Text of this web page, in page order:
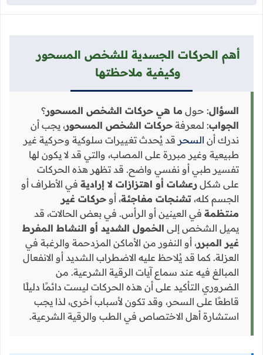
أهم الحركات الجسدية للشخص المسحور
وكيفية ملاحظتها
السؤال: حول ما هي حركات الشخص المسحور؟
الجواب: لمعرفة حركات الشخص المسحور، يجب أن
ندرك أن السحر قد يُحدث تغييرات سلوكية وحركية غير
طبيعية وغير مبررة على المصاب، والتي قد لا يكون لها
تفسير طبي أو نفسي واضح. قد تظهر هذه الحركات
على شكل رعشات أو اهتزازات لا إرادية في الأطراف أو
الجسم كله، تشنجات مفاجئة، أو حركات غير
منتظمة في العينين أو الرأس. في بعض الحالات، قد
يميل الشخص إلى الخمول الشديد أو النشاط المفرط
غير المبرر، أو النفور من الأماكن المزدحمة والرغبة في
العزلة. كما قد يُلاحظ عليه الاضطراب الشديد أو الانفعال
المبالغ فيه عند سماع آيات الرقية الشرعية. من
الضروري التأكيد على أن هذه الحركات ليست دائمًا دليلًا
قاطعًا على السحر، وقد تكون لأسباب أخرى، لذا يجب
استشارة أهل الاختصاص في الطب والرقية الشرعية.